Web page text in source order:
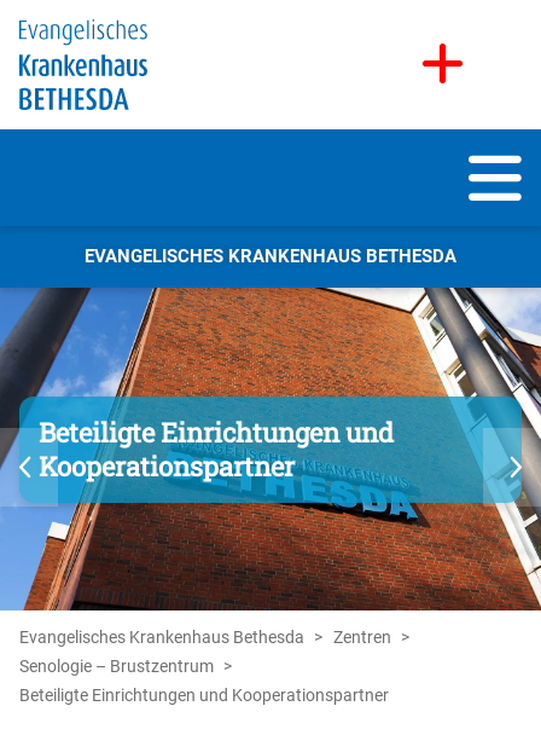
EVANGELISCHES KRANKENHAUS BETHESDA
Beteiligte Einrichtungen und
Kooperationspartner
Evangelisches Krankenhaus Bethesda
Zentren
Senologie – Brustzentrum
Beteiligte Einrichtungen und Kooperationspartner